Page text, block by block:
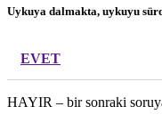
Uykuya dalmakta, uykuyu
EVET
HAYIR – bir sonraki